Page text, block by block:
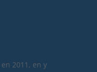
2011, en y